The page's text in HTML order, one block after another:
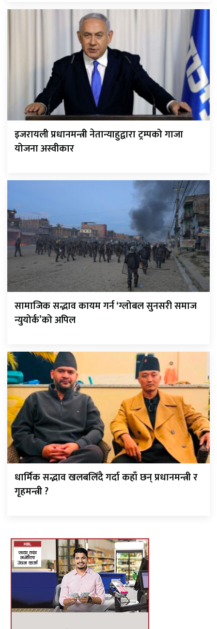
इजरायली प्रधानमन्त्री नेतान्याहुद्वारा ट्रम्पको गाजा
योजना अस्वीकार
सामाजिक सद्भाव कायम गर्न ‘ग्लोबल सुनसरी समाज
न्युयोर्क’को अपिल
धार्मिक सद्भाव खलबलिँदै गर्दा कहाँ छन् प्रधानमन्त्री र
गृहमन्त्री ?